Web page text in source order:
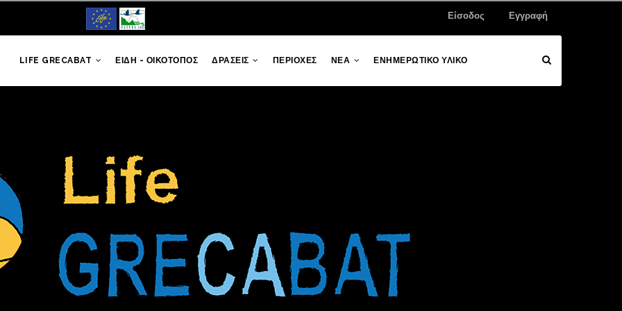
Είσοδος Εγγραφή
LIFE GRECABAT ΕΙΔΗ - ΟΙΚΟΤΟΠΟΣ ΔΡΑΣΕΙΣ ΠΕΡΙΟΧΕΣ ΝΕΑ ΕΝΗΜΕΡΩΤΙΚΟ ΥΛΙΚΟ